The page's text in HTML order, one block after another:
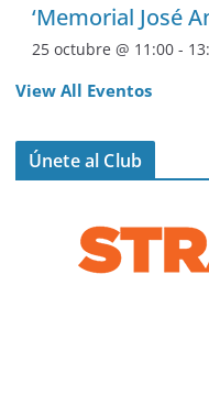
‘Memorial José
25 octubre @ 11:00 -
View All Eventos
Únete al Club